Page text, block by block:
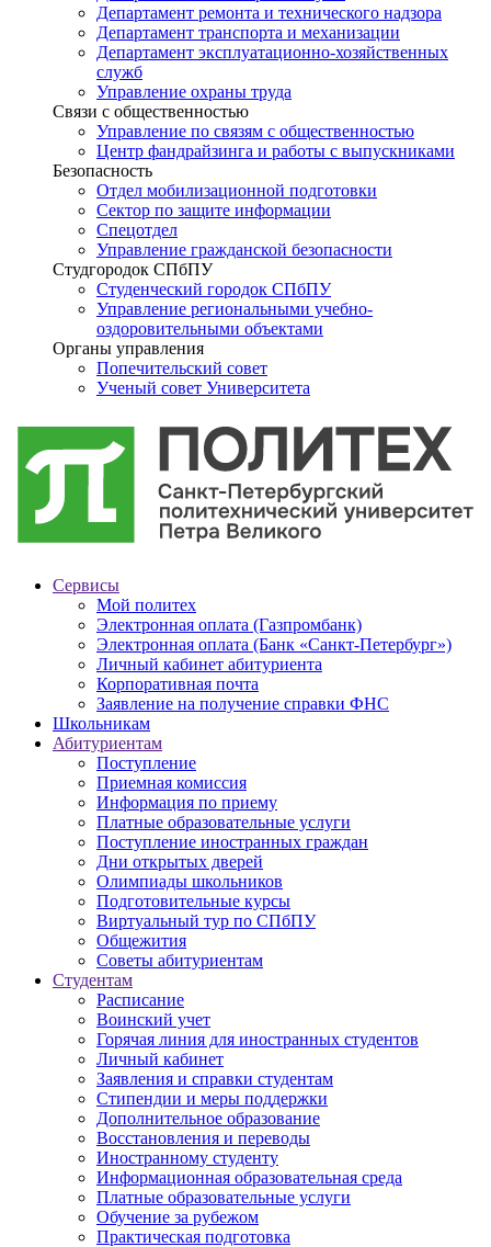
Департамент ремонта и технического надзора
Департамент транспорта и механизации
Департамент эксплуатационно-хозяйственных
служб
Управление охраны труда
Связи с общественностью
Управление по связям с общественностью
Центр фандрайзинга и работы с выпускниками
Безопасность
Отдел мобилизационной подготовки
Сектор по защите информации
Спецотдел
Управление гражданской безопасности
Студгородок СПбПУ
Студенческий городок СПбПУ
Управление региональными учебно-
оздоровительными объектами
Органы управления
Попечительский совет
Ученый совет Университета
Сервисы
Мой политех
Электронная оплата (Газпромбанк)
Электронная оплата (Банк «Санкт-Петербург»)
Личный кабинет абитуриента
Корпоративная почта
Заявление на получение справки ФНС
Школьникам
Абитуриентам
Поступление
Приемная комиссия
Информация по приему
Платные образовательные услуги
Поступление иностранных граждан
Дни открытых дверей
Олимпиады школьников
Подготовительные курсы
Виртуальный тур по СПбПУ
Общежития
Советы абитуриентам
Студентам
Расписание
Воинский учет
Горячая линия для иностранных студентов
Личный кабинет
Заявления и справки студентам
Стипендии и меры поддержки
Дополнительное образование
Восстановления и переводы
Иностранному студенту
Информационная образовательная среда
Платные образовательные услуги
Обучение за рубежом
Практическая подготовка